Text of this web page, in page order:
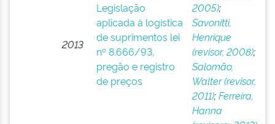
2013
Legislação
aplicada à logística
de suprimentos lei
nº 8.666/93,
pregão e registro
de preços
2005);
Savonitti,
Henrique
(revisor, 2008);
Salomão,
Walter (revisor,
2011);Ferreira,
Hanna